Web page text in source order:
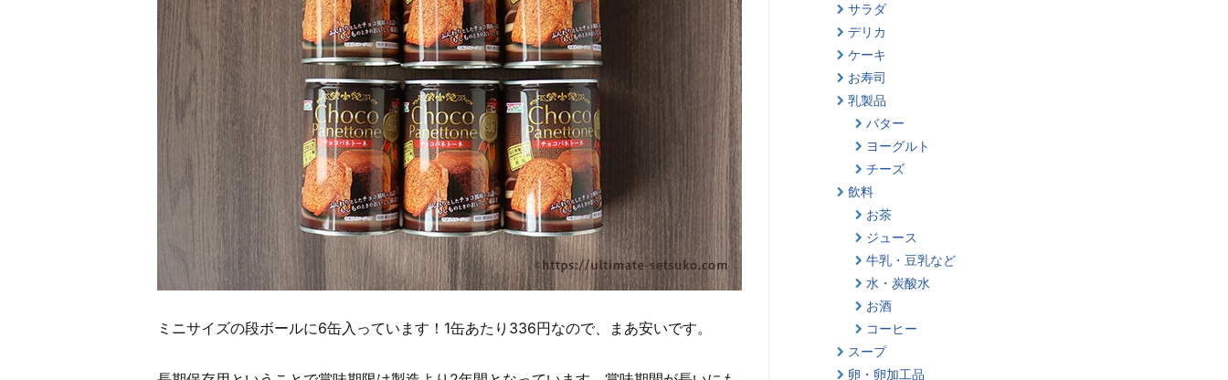
ミニサイズの段ボールに6缶入っています！1缶あたり336円なので、まあ安いです。
サラダ
デリカ
ケーキ
お寿司
乳製品
バター
ヨーグルト
チーズ
飲料
お茶
ジュース
牛乳・豆乳など
水・炭酸水
お酒
コーヒー
スープ
卵・卵加工品